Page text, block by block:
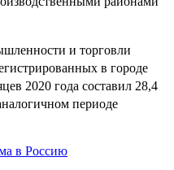
и торговли
в городе
2020 года составил 28,4
периоде
в Россию